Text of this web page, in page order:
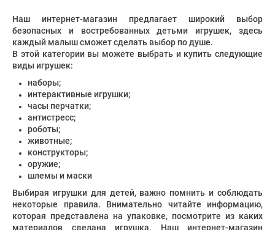
Наш интернет-магазин предлагает широкий выбор
безопасных и востребованных детьми игрушек, здесь
каждый малыш сможет сделать выбор по душе.
В этой категории вы можете выбрать и купить следующие
виды игрушек:
наборы;
интерактивные игрушки;
часы перчатки;
антистресс;
роботы;
животные;
конструкторы;
оружие;
шлемы и маски
Выбирая игрушки для детей, важно помнить и соблюдать
некоторые правила. Внимательно читайте информацию,
которая представлена на упаковке, посмотрите из каких
материалов сделана игрушка. Наш интернет-магазин